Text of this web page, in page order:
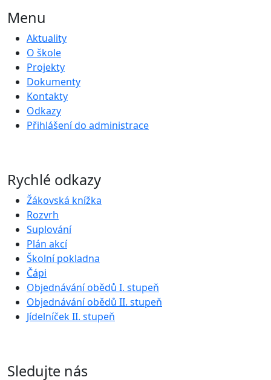
Menu
Aktuality
O škole
Projekty
Dokumenty
Kontakty
Odkazy
Přihlášení do administrace
Rychlé odkazy
Žákovská knížka
Rozvrh
Suplování
Plán akcí
Školní pokladna
Čápi
Objednávání obědů I. stupeň
Objednávání obědů II. stupeň
Jídelníček II. stupeň
Sledujte nás